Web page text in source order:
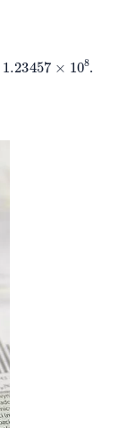
1.23457 108.